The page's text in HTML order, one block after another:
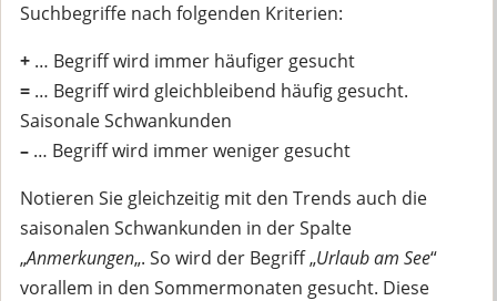
Suchbegriffe nach folgenden Kriterien:
+ … Begriff wird immer häufiger gesucht
= … Begriff wird gleichbleibend häufig gesucht.
Saisonale Schwankunden
– … Begriff wird immer weniger gesucht
Notieren Sie gleichzeitig mit den Trends auch die
saisonalen Schwankunden in der Spalte
„Anmerkungen„. So wird der Begriff „Urlaub am See“
vorallem in den Sommermonaten gesucht. Diese